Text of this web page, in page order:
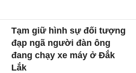
Tạm giữ hình sự đối tượng
đạp ngã người đàn ông
đang chạy xe máy ở Đắk
Lắk